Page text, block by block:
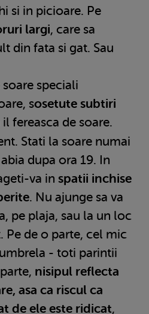
si in picioare. Pe
largi, care sa
din fata si gat. Sau
speciali
sosetute subtiri
il fereasca de soare.
Stati la soare numai
dupa ora 19. In
va in spatii inchise
. Nu ajunge sa va
pe plaja, sau la un loc
Pe de o parte, cel mic
- toti parintii
nisipul reflecta
asa ca riscul ca
de ele este ridicat,